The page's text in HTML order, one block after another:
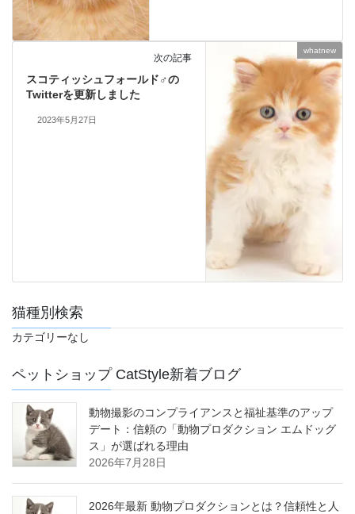
whatnew
次の記事
スコティッシュフォールド♂の
Twitterを更新しました
2023年5月27日
猫種別検索
カテゴリーなし
ペットショップ CatStyle新着ブログ
動物撮影のコンプライアンスと福祉基準のアップ
デート：信頼の「動物プロダクション エムドッグ
ス」が選ばれる理由
2026年7月28日
2026年最新 動物プロダクションとは？信頼性と人